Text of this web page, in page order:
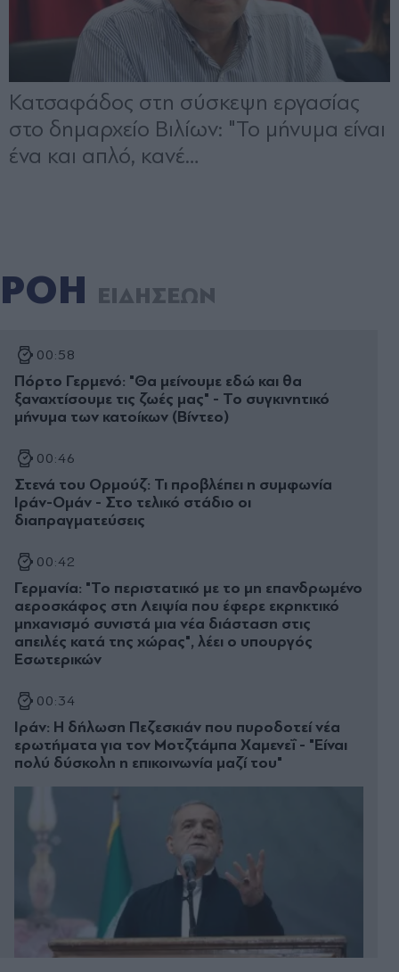
ΡΟΗ ΕΙΔΗΣΕΩΝ
00:58
Πόρτο Γερμενό: "Θα μείνουμε εδώ και θα
ξαναχτίσουμε τις ζωές μας" - Το συγκινητικό
μήνυμα των κατοίκων (Βίντεο)
00:46
Στενά του Ορμούζ: Τι προβλέπει η συμφωνία
Ιράν-Ομάν - Στο τελικό στάδιο οι
διαπραγματεύσεις
00:42
Γερμανία: "Το περιστατικό με το μη επανδρωμένο
αεροσκάφος στη Λειψία που έφερε εκρηκτικό
μηχανισμό συνιστά μια νέα διάσταση στις
απειλές κατά της χώρας", λέει ο υπουργός
Εσωτερικών
00:34
Ιράν: Η δήλωση Πεζεσκιάν που πυροδοτεί νέα
ερωτήματα για τον Μοτζτάμπα Χαμενεΐ - "Είναι
πολύ δύσκολη η επικοινωνία μαζί του"